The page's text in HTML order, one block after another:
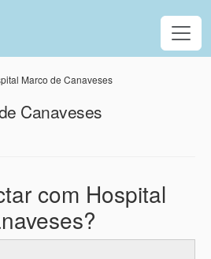
Marco de Canaveses
Canaveses
com Hospital